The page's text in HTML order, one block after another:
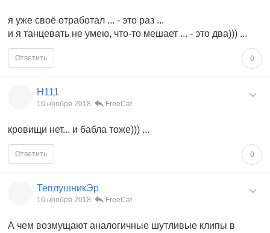
я уже своё отработал ... - это раз ...
и я танцевать не умею, что-то мешает ... - это два))) ...
0
Ответить
Н111
16 ноября 2018 FreeCat
кровищи нет... и бабла тоже))) ...
0
Ответить
ТеплушникЭр
16 ноября 2018 FreeCat
А чем возмущают аналогичные шутливые клипы в